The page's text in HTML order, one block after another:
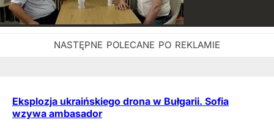
Eksplozja ukraińskiego drona w Bułgarii. Sofia
wzywa ambasador